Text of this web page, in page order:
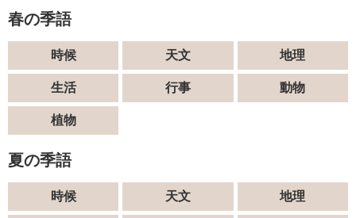
春の季語
時候 天文 地理
生活 行事 動物
植物
夏の季語
時候 天文 地理